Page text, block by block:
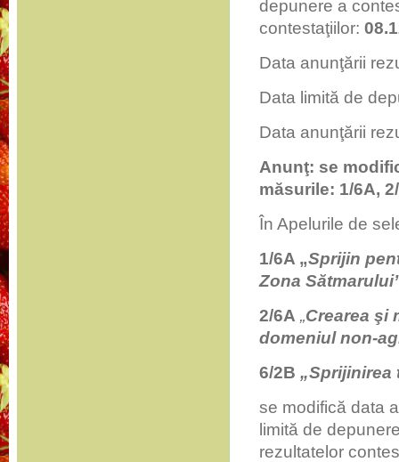
depunere a
contestaţiilor:
Data anunţării
Data limită de
Data anunţării
Anunţ: se
măsurile: 1/6A,
În Apelurile de
1/6A „Sprijin
Zona
2/6A „Crearea şi
domeniul non-
6/2B„Sprijinirea
se modifică data
limită de
rezultatelor